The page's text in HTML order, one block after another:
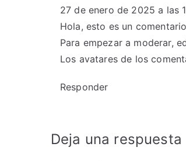
27 de enero de 2025 a las
Hola, esto es un
Para empezar a moderar,
Los avatares de los
Responder
Deja una respuesta